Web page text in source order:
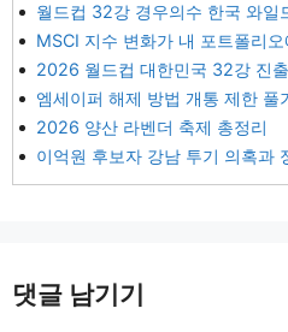
월드컵 32강 경우의수 한국 와일
MSCI 지수 변화가 내 포트폴리
2026 월드컵 대한민국 32강 진
엠세이퍼 해제 방법 개통 제한 풀
2026 양산 라벤더 축제 총정리
이억원 후보자 강남 투기 의혹과
댓글 남기기